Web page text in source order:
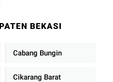
BEKASI
Cabang Bungin
Cikarang Barat